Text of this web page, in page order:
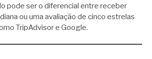
pode ser o diferencial entre receber
ou uma avaliação de cinco estrelas
TripAdvisor e Google.